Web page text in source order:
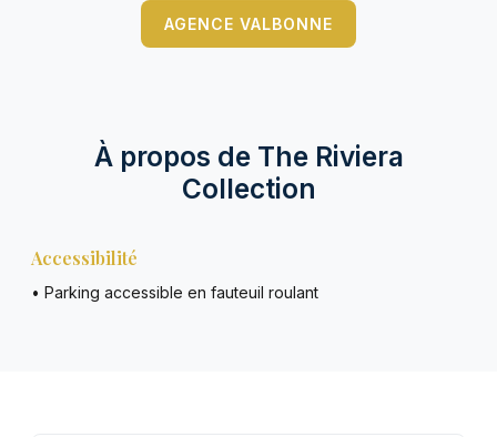
AGENCE VALBONNE
À propos de The Riviera
Collection
Accessibilité
• Parking accessible en fauteuil roulant